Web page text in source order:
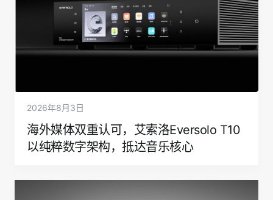
2026年8月3日
海外媒体双重认可，艾索洛Eversolo T10
以纯粹数字架构，抵达音乐核心